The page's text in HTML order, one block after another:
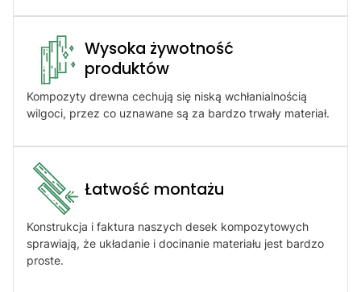
Wysoka żywotność
produktów​
Kompozyty drewna cechują się niską wchłanialnością
wilgoci, przez co uznawane są za bardzo trwały materiał.
Łatwość montażu​
Konstrukcja i faktura naszych desek kompozytowych
sprawiają, że układanie i docinanie materiału jest bardzo
proste.